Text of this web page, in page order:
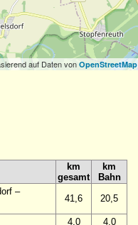
auf Daten vonOpenStreetMap
km
gesamt
km
Bahn
–
41,6 20,5
4,0
4,0